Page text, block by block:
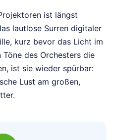
ist längst
lautlose Surren digitaler
kurz bevor das Licht im
des Orchesters die
ist sie wieder spürbar:
Lust am großen,